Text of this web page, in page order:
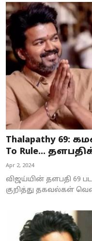
Thalapathy 69:
To Rule…
Apr 2, 2024
விஜய்யின் தளபதி 69
குறித்து தகவல்கள்